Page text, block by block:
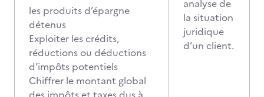
les produits d’épargne
détenus
Exploiter les crédits,
réductions ou déductions
d’impôts potentiels
Chiffrer le montant global
analyse de
la situation
juridique
d’un client.